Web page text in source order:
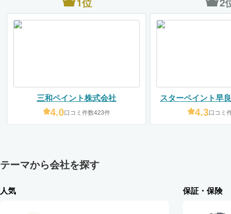
三和ペイント株式会社
4.0口コミ件数423件
スターペイント早
店（エスコート
4.3口コミ
テーマから会社を探す
人気 保証・保険